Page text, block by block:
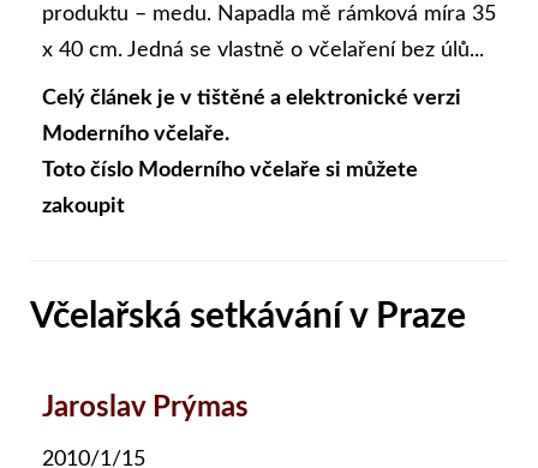
produktu – medu. Napadla mě rámková míra 35
x 40 cm. Jedná se vlastně o včelaření bez úlů...
Celý článek je v tištěné a elektronické verzi
Moderního včelaře.
Toto číslo Moderního včelaře si můžete
zakoupit
Včelařská setkávání v Praze
Jaroslav Prýmas
2010/1/15